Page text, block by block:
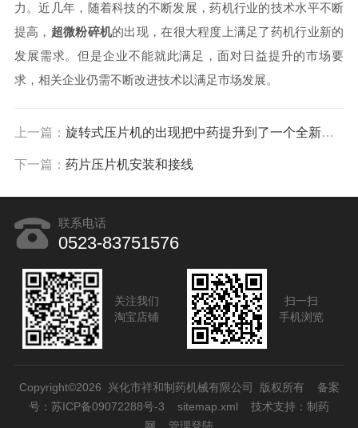
力。近几年，随着科技的不断发展，药机行业的技术水平不断
提高， 超微粉碎机的出现，在很大程度上满足了药机行业新的
发展需求。但是企业不能就此满足，面对日益提升的市场要
求，相关企业仍需不断改进技术以满足市场发展。
上一篇： 旋转式压片机的出现把中药提升到了一个全新的高度
下一篇： 药片压片机安装和接线
联系电话
0523-83751576
关注我们
淘宝店铺
扫一扫
手机浏览
Copyright©2026 兴化市祥和制药机械有限公司 版权所有 备案
号：苏ICP备09072288号-3
sitemap.xml 技术支持： 制药